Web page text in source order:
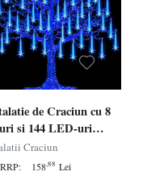
de Craciun cu 8
si 144 LED-uri
albastru, 30 cm
Craciun
158,88 Lei